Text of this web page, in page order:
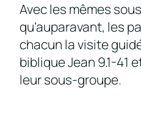
Avec les mêmes
qu’auparavant, les
chacun la visite
biblique Jean 9.1-41
leur sous-groupe.